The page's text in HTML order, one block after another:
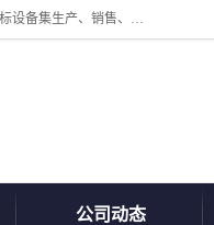
公司主营换热器.换热设备、供水设备，核心产品涵盖：管壳式换热器、换热机组、不锈钢组合式水箱、水处理设备等，提供非标设备集生产、销售、安装一体化服务，可满足全国酒店、学校、医院、商业综合体、工业项目等多场景换热与供水需求。
公司动态